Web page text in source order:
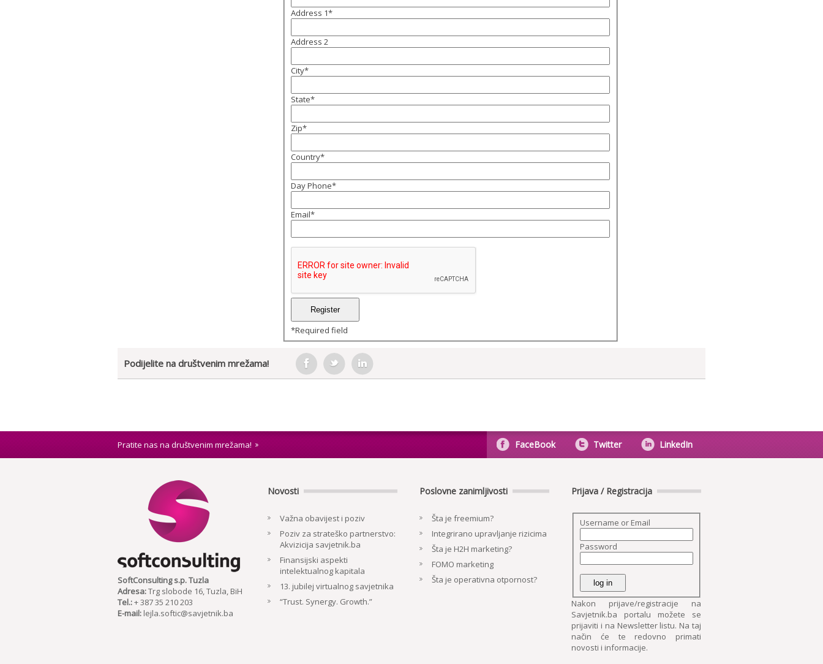
Address 1*
Address 2
City*
State*
Zip*
Country*
Day Phone*
Email*
*Required field
Podijelite na društvenim mrežama!
Pratite nas na društvenim mrežama! FaceBook Twitter LinkedIn
SoftConsulting s.p. Tuzla
Adresa:Trg slobode 16, Tuzla, BiH
Tel.:+ 387 35 210 203
E-mail: lejla.softic@savjetnik.ba
Novosti
Važna obavijest i poziv
Poziv za strateško partnerstvo:
Akvizicija savjetnik.ba
Finansijski aspekti
intelektualnog kapitala
13. jubilej virtualnog savjetnika
“Trust. Synergy. Growth.”
Poslovne zanimljivosti
Šta je freemium?
Integrirano upravljanje rizicima
Šta je H2H marketing?
FOMO marketing
Šta je operativna otpornost?
Prijava / Registracija
Username or Email
Password
Nakon prijave/registracije na
Savjetnik.ba portalu možete se
prijaviti i na Newsletter listu. Na taj
način će te redovno primati
novosti i informacije.